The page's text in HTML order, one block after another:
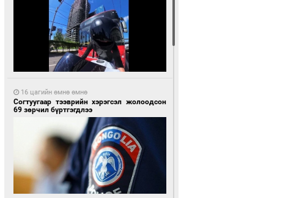
16 цагийн өмнө өмнө
Согтуугаар тээврийн хэрэгсэл жолоодсон
69 зөрчил бүртгэгдлээ